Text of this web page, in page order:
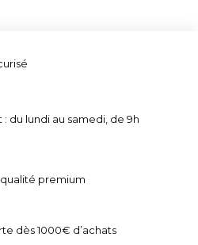
du lundi au samedi, de 9h
premium
dès 1000€ d’achats